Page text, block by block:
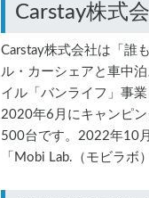
Carstay株式
Carstay株式会社は「誰
ル・カーシェアと車中
イル「バンライフ」事
2020年6月にキャンピ
500台です。2022年10
「Mobi Lab.（モビラボ